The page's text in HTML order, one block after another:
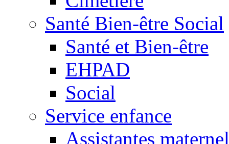
Santé Bien-être Social
Santé et Bien-être
EHPAD
Social
Service enfance
Assistantes